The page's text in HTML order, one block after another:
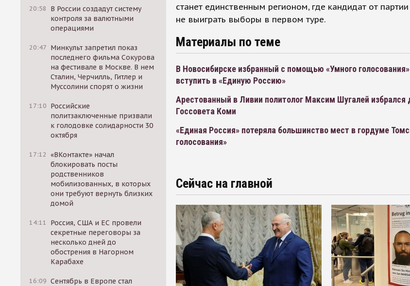
20:58
В России создадут систему
контроля за валютными
операциями
20:47 Минкульт запретил показ
последнего фильма Сокурова
на фестивале в Москве. В нем
Сталин, Черчилль, Гитлер и
Муссолини спорят о жизни
17:10 Российские
политзаключенные призвали
к голодовке солидарности 30
октября
17:12 «ВКонтакте» начал
блокировать посты
родственников
мобилизованных, в которых
они требуют вернуть близких
домой
14:11
Россия, США и ЕС провели
секретные переговоры за
несколько дней до
обострения в Нагорном
Карабахе
16:09 Сентябрь в Европе стал
станет единственным регионом, где кандидат от
не выиграть выборы в первом туре.
Материалы по теме
В Новосибирске избранный с помощью «Умного
вступить в «Единую Россию»
Арестованный в Ливии политолог Максим Шугалей избрался
Госсовета Коми
«Единая Россия» потеряла большинство мест в гордуме
голосования»
Сейчас на главной